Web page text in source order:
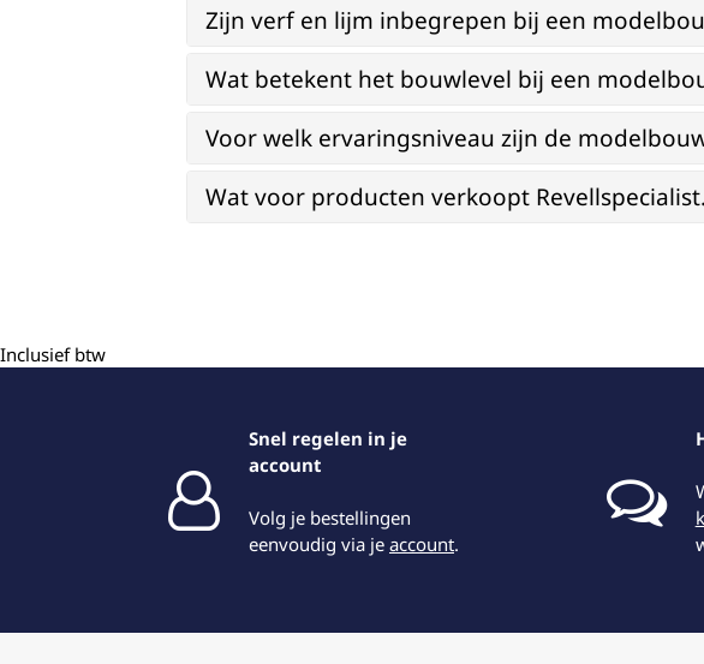
Zijn verf en lijm inbegrepen bij een
Wat betekent het bouwlevel bij een
Voor welk ervaringsniveau zijn de
Wat voor producten verkoopt
Inclusief btw
Snel regelen in je
account
Volg je bestellingen
eenvoudig via je account.